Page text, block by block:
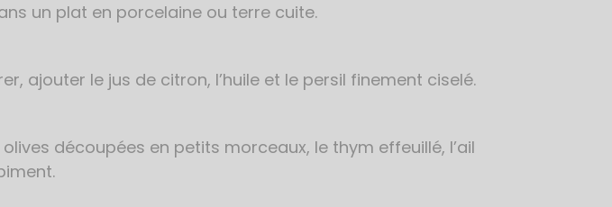
un plat en porcelaine ou terre cuite.
ajouter le jus de citron, l’huile et le persil finement ciselé.
découpées en petits morceaux, le thym effeuillé, l’ail